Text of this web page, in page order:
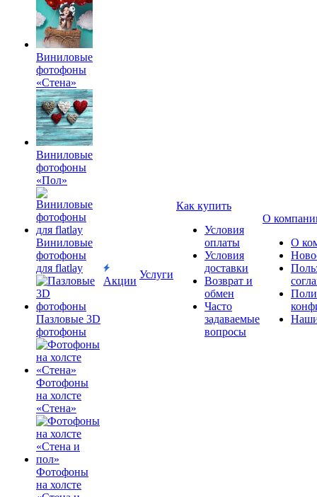
Виниловые
фотофоны
«Стена»
Виниловые
фотофоны
«Пол»
Виниловые
фотофоны
для flatlay
Пазловые 3D
фотофоны
Фотофоны
на холсте
«Стена»
Фотофоны
на холсте
Акции
Услуги
Как купить
Условия
оплаты
Условия
доставки
Возврат и
обмен
Часто
задаваемые
вопросы
О
О